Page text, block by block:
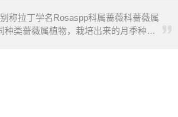
称拉丁学名Rosaspp科属蔷薇科蔷薇属
类蔷薇属植物，栽培出来的月季种